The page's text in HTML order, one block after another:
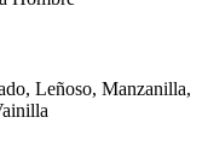
Leñoso, Manzanilla,